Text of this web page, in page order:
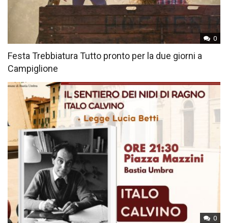
0
Festa Trebbiatura Tutto pronto per la due giorni a
Campiglione
0